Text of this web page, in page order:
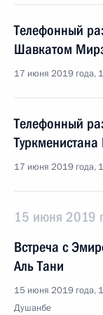
Телефонный
Шавкатом
17 июня 2019 года,
Телефонный
17 июня 2019 года,
15 июня 2019
Встреча с
Аль Тани
15 июня 2019 года,
Душанбе